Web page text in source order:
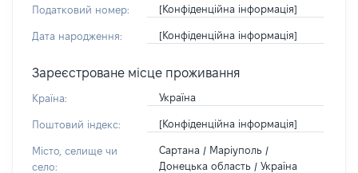
Податковий номер: [Конфіденційна інформація]
Дата народження: [Конфіденційна інформація]
Зареєстроване місце проживання
Країна: Україна
Поштовий індекс: [Конфіденційна інформація]
Місто, селище чи
село:
Сартана / Маріуполь /
Донецька область / Україна